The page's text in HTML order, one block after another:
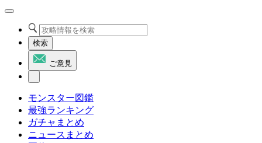
検索
ご意見
モンスター図鑑
最強ランキング
ガチャまとめ
ニュースまとめ